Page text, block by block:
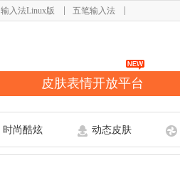
输入法Linux版 五笔输入法
皮肤表情开放平台
时尚酷炫 动态皮肤